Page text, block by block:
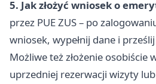
5. Jak złożyć wniosek o
przez PUE ZUS – po
wniosek, wypełnij dane i
Możliwe też złożenie osobiście
uprzedniej rezerwacji wizyty